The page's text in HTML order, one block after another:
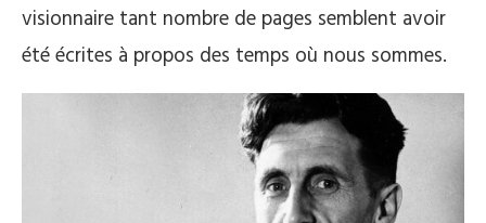
visionnaire tant nombre de pages semblent avoir
été écrites à propos des temps où nous sommes.